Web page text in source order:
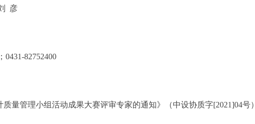
彦
0431-82752400
量管理小组活动成果大赛评审专家的通知》（中设协质字[2021]04号）